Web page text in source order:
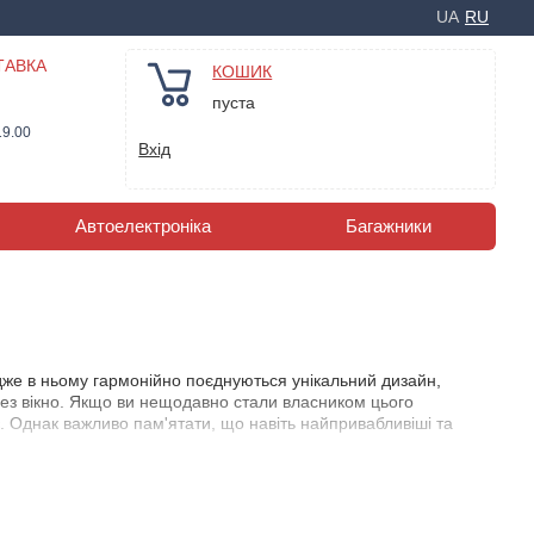
UA RU
КОШИК
пуста
Вхід
Автоелектроніка Багажники
в ньому гармонійно поєднуються унікальний дизайн,
вікно. Якщо ви нещодавно стали власником цього
Однак важливо пам'ятати, що навіть найпривабливіші та